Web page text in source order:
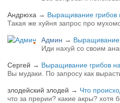
Андрюха → Выращивание грибов
Такая же хуйня запрос про
Админ → Выращивание
Иди нахуй со своим
Сергей → Выращивание грибов
Вы мудаки. По запросу как
злодейский злодей → Что
что за прерии? какие акры? хотя